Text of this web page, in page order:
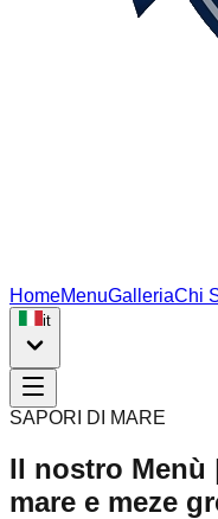
HomeMenuGalleriaChi
it
SAPORI DI MARE
Il nostro Menù
mare e meze